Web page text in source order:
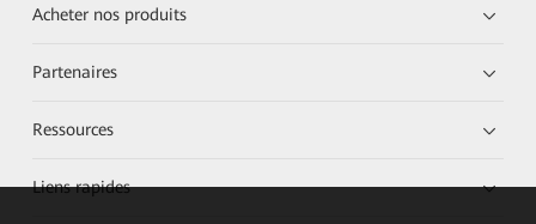
Acheter nos produits
Partenaires
Ressources
Liens rapides